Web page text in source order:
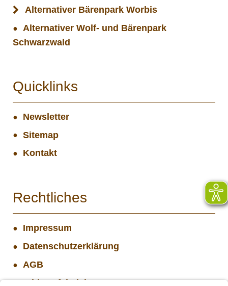
Alternativer Bärenpark Worbis
Alternativer Wolf- und Bärenpark
Schwarzwald
Quicklinks
Newsletter
Sitemap
Kontakt
Rechtliches
Impressum
Datenschutzerklärung
AGB
Widerrufsbelehrung